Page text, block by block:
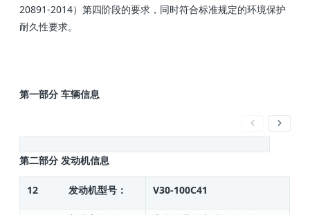
20891-2014）第四阶段的要求，同时符合标准规定的环境保护
耐久性要求。
第一部分 车辆信息
第二部分 发动机信息
12 发动机型号： V30-100C41